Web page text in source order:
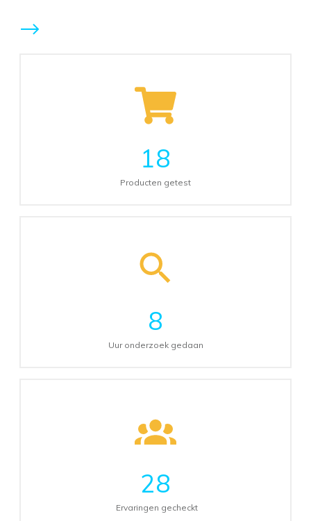
18
Producten getest
8
Uur onderzoek gedaan
28
Ervaringen gecheckt